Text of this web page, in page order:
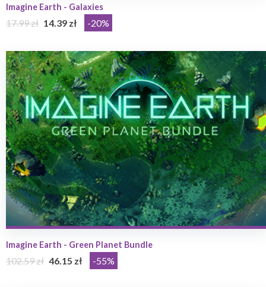
Imagine Earth - Galaxies
17.99 zł 14.39 zł -20%
Imagine Earth - Green Planet Bundle
102.59 zł 46.15 zł -55%